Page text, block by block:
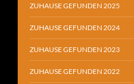
ZUHAUSE GEFUNDEN 2025
ZUHAUSE GEFUNDEN 2024
ZUHAUSE GEFUNDEN 2023
ZUHAUSE GEFUNDEN 2022